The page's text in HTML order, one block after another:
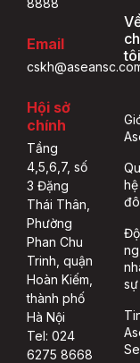
Email
Hội sở
chính
Tầng
4,5,6,7, số
3 Đặng
Thái Thân,
Phường
Phan Chu
Trinh, quận
Hoàn Kiếm,
thành phố
Hà Nội
Tel: 024
6275 8668
tôi
sự